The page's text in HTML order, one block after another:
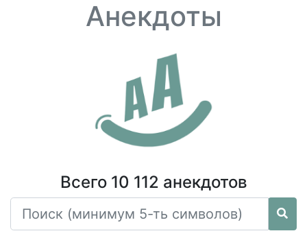
Анекдоты
Всего 10 112 анекдотов